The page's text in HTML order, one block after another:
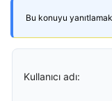
Bu konuyu
Kullanıcı adı: